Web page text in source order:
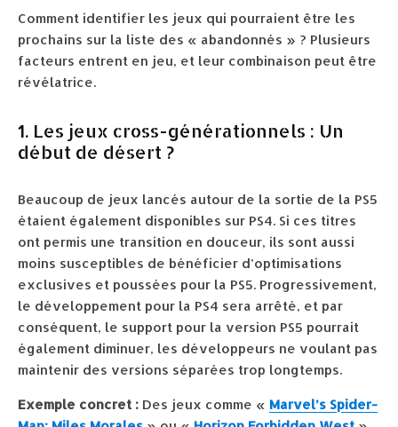
Comment identifier les jeux qui pourraient être les
prochains sur la liste des « abandonnés » ? Plusieurs
facteurs entrent en jeu, et leur combinaison peut être
révélatrice.
1. Les jeux cross-générationnels : Un
début de désert ?
Beaucoup de jeux lancés autour de la sortie de la PS5
étaient également disponibles sur PS4. Si ces titres
ont permis une transition en douceur, ils sont aussi
moins susceptibles de bénéficier d’optimisations
exclusives et poussées pour la PS5. Progressivement,
le développement pour la PS4 sera arrêté, et par
conséquent, le support pour la version PS5 pourrait
également diminuer, les développeurs ne voulant pas
maintenir des versions séparées trop longtemps.
Exemple concret : Des jeux comme « Marvel’s Spider-